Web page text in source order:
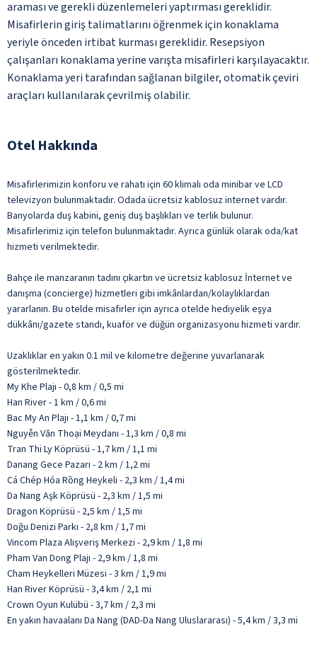
araması ve gerekli düzenlemeleri yaptırması gereklidir.
Misafirlerin giriş talimatlarını öğrenmek için konaklama
yeriyle önceden irtibat kurması gereklidir. Resepsiyon
çalışanları konaklama yerine varışta misafirleri karşılayacaktır.
Konaklama yeri tarafından sağlanan bilgiler, otomatik çeviri
araçları kullanılarak çevrilmiş olabilir.
Otel Hakkında
Misafirlerimizin konforu ve rahatı için 60 klimalı oda minibar ve LCD
televizyon bulunmaktadır. Odada ücretsiz kablosuz internet vardır.
Banyolarda duş kabini, geniş duş başlıkları ve terlik bulunur.
Misafirlerimiz için telefon bulunmaktadır. Ayrıca günlük olarak oda/kat
hizmeti verilmektedir.
Bahçe ile manzaranın tadını çıkartın ve ücretsiz kablosuz İnternet ve
danışma (concierge) hizmetleri gibi imkânlardan/kolaylıklardan
yararlanın. Bu otelde misafirler için ayrıca otelde hediyelik eşya
dükkânı/gazete standı, kuaför ve düğün organizasyonu hizmeti vardır.
Uzaklıklar en yakın 0.1 mil ve kilometre değerine yuvarlanarak
gösterilmektedir.
My Khe Plajı - 0,8 km / 0,5 mi
Han River - 1 km / 0,6 mi
Bac My An Plajı - 1,1 km / 0,7 mi
Nguyễn Văn Thoại Meydanı - 1,3 km / 0,8 mi
Tran Thi Ly Köprüsü - 1,7 km / 1,1 mi
Danang Gece Pazarı - 2 km / 1,2 mi
Cá Chép Hóa Rồng Heykeli - 2,3 km / 1,4 mi
Da Nang Aşk Köprüsü - 2,3 km / 1,5 mi
Dragon Köprüsü - 2,5 km / 1,5 mi
Doğu Denizi Parkı - 2,8 km / 1,7 mi
Vincom Plaza Alışveriş Merkezi - 2,9 km / 1,8 mi
Pham Van Dong Plajı - 2,9 km / 1,8 mi
Cham Heykelleri Müzesi - 3 km / 1,9 mi
Han River Köprüsü - 3,4 km / 2,1 mi
Crown Oyun Kulübü - 3,7 km / 2,3 mi
En yakın havaalanı Da Nang (DAD-Da Nang Uluslararası) - 5,4 km / 3,3 mi